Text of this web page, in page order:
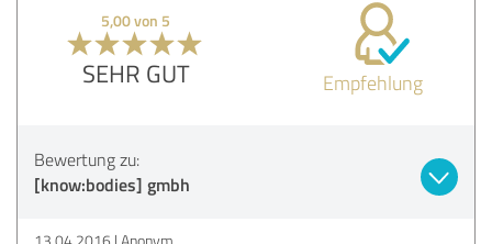
5,00 von 5
SEHR GUT Empfehlung
Bewertung zu:
[know:bodies] gmbh
13.04.2016 Anonym